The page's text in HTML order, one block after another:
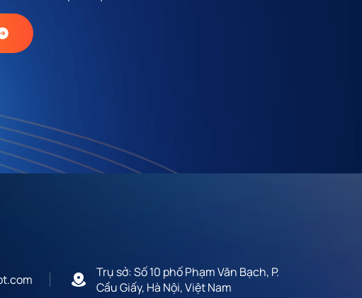
Trụ sở: Số 10 phố Phạm Văn Bạch, P.
Cầu Giấy, Hà Nội, Việt Nam